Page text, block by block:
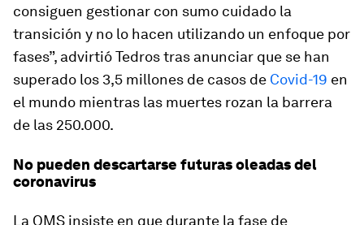
consiguen gestionar con sumo cuidado la
transición y no lo hacen utilizando un enfoque por
fases”, advirtió Tedros tras anunciar que se han
superado los 3,5 millones de casos de Covid-19 en
el mundo mientras las muertes rozan la barrera
de las 250.000.
No pueden descartarse futuras oleadas del
coronavirus
La OMS insiste en que durante la fase de